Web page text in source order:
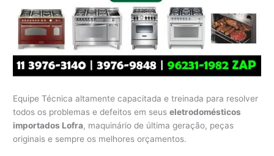
Equipe Técnica altamente capacitada e treinada para resolver
todos os problemas e defeitos em seuseletrodomésticos
importados Lofra, maquinário de última geração, peças
originais e sempre os melhores orçamentos.